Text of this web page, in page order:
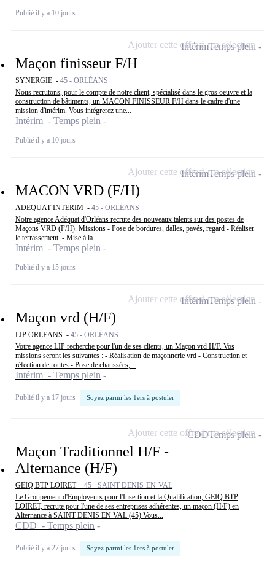
Publié il y a 10 jours
Maçon finisseur F/H
SYNERGIE - 45 - ORLÉANS
Nous recrutons, pour le compte de notre client, spécialisé dans le gros oeuvre et la
construction de bâtiments, un MACON FINISSEUR F/H dans le cadre d'une
mission d'intérim. Vous intégrerez une...
Intérim - Temps plein
Publié il y a 10 jours
IntérimTemps plein
Ajouter cette offre à ma sélection
MACON VRD (F/H)
ADEQUAT INTERIM - 45 - ORLÉANS
Notre agence Adéquat d'Orléans recrute des nouveaux talents sur des postes de
Maçons VRD (F/H). Missions - Pose de bordures, dalles, pavés, regard - Réaliser
le terrassement. - Mise à la...
Intérim - Temps plein
Publié il y a 15 jours
IntérimTemps plein
Ajouter cette offre à ma sélection
Maçon vrd (H/F)
LIP ORLEANS - 45 - ORLÉANS
Votre agence LIP recherche pour l'un de ses clients, un Maçon vrd H/F. Vos
missions seront les suivantes : - Réalisation de maçonnerie vrd - Construction et
réfection de routes - Pose de chaussées,...
Intérim - Temps plein
Publié il y a 17 jours Soyez parmi les 1ers à postuler
IntérimTemps plein
Ajouter cette offre à ma sélection
Maçon Traditionnel H/F -
Alternance (H/F)
GEIQ BTP LOIRET - 45 - SAINT-DENIS-EN-VAL
Le Groupement d'Employeurs pour l'Insertion et la Qualification, GEIQ BTP
LOIRET, recrute pour l'une de ses entreprises adhérentes, un maçon (H/F) en
Alternance à SAINT DENIS EN VAL (45) Vous...
CDD - Temps plein
Publié il y a 27 jours Soyez parmi les 1ers à postuler
CDDTemps plein
Ajouter cette offre à ma sélection